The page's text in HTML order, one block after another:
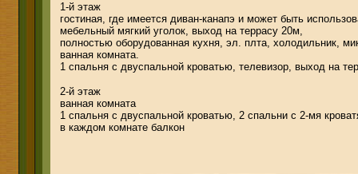
1-й этаж
гостиная, где имеется диван-канапэ и может быть
мебельный мягкий уголок, выход на террасу 20м,
полностью оборудованная кухня, эл. плта, холодильник,
ванная комната.
1 спальня с двуспальной кроватью, телевизор, выход на
2-й этаж
ванная комната
1 спальня с двуспальной кроватью, 2 спальни с 2-мя
в каждом комнате балкон